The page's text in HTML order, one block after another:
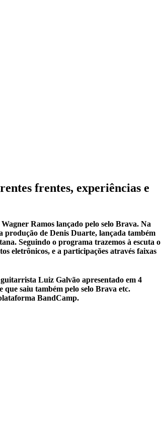
frentes, experiências e
Ramos lançado pelo selo Brava. Na
produção de Denis Duarte, lançada também
Seguindo o programa trazemos à escuta o
eletrônicos, e a participações através faixas
Luiz Galvão apresentado em 4
saiu também pelo selo Brava etc.
BandCamp.